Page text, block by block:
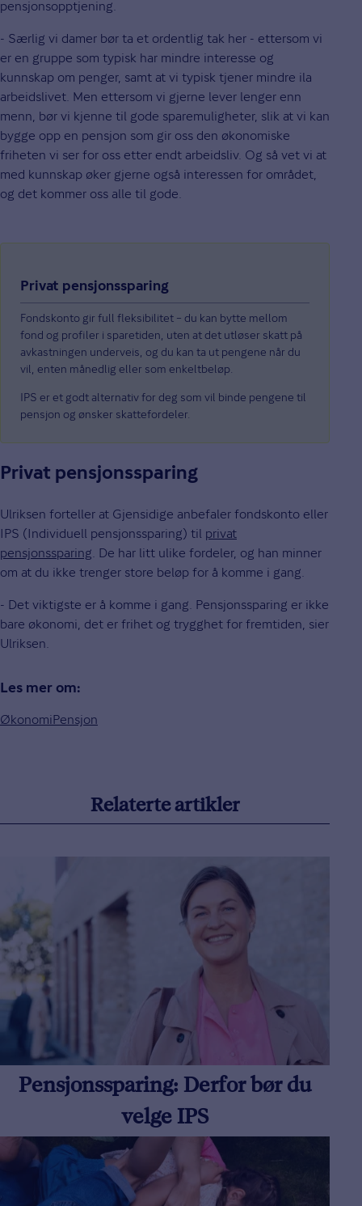
pensjonsopptjening.
- Særlig vi damer bør ta et ordentlig tak her - ettersom vi
er en gruppe som typisk har mindre interesse og
kunnskap om penger, samt at vi typisk tjener mindre ila
arbeidslivet. Men ettersom vi gjerne lever lenger enn
menn, bør vi kjenne til gode sparemuligheter, slik at vi kan
bygge opp en pensjon som gir oss den økonomiske
friheten vi ser for oss etter endt arbeidsliv. Og så vet vi at
med kunnskap øker gjerne også interessen for området,
og det kommer oss alle til gode.
Privat pensjonssparing
Fondskonto gir full fleksibilitet – du kan bytte mellom
fond og profiler i sparetiden, uten at det utløser skatt på
avkastningen underveis, og du kan ta ut pengene når du
vil, enten månedlig eller som enkeltbeløp.
IPS er et godt alternativ for deg som vil binde pengene til
pensjon og ønsker skattefordeler.
Privat pensjonssparing
Ulriksen forteller at Gjensidige anbefaler fondskonto eller
IPS (Individuell pensjonssparing) til privat
pensjonssparing. De har litt ulike fordeler, og han minner
om at du ikke trenger store beløp for å komme i gang.
- Det viktigste er å komme i gang. Pensjonssparing er ikke
bare økonomi, det er frihet og trygghet for fremtiden, sier
Ulriksen.
Les mer om:
ØkonomiPensjon
Relaterte artikler
Pensjonssparing: Derfor bør du
velge IPS